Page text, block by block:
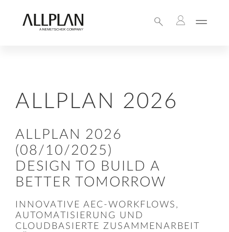
ALLPLAN 2026
ALLPLAN 2026
(08/10/2025)
DESIGN TO BUILD A
BETTER TOMORROW
INNOVATIVE AEC-WORKFLOWS,
AUTOMATISIERUNG UND
CLOUDBASIERTE ZUSAMMENARBEIT